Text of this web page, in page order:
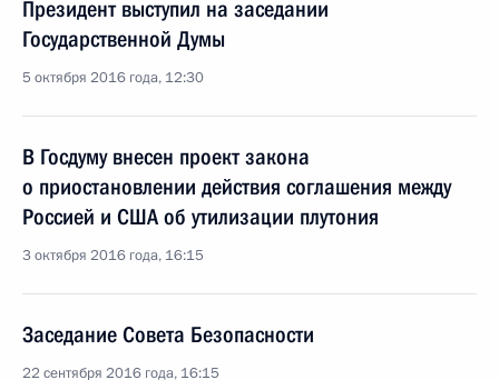
Президент выступил на заседании
Государственной Думы
5 октября 2016 года, 12:30
В Госдуму внесен проект закона
о приостановлении действия соглашения между
Россией и США об утилизации плутония
3 октября 2016 года, 16:15
Заседание Совета Безопасности
22 сентября 2016 года, 16:15